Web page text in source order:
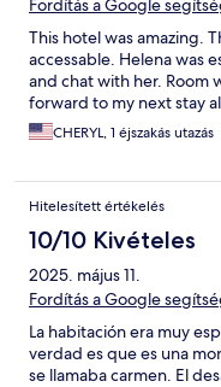
Fordítás a Google
This hotel was amazing.
accessable. Helena was
and chat with her. Room
forward to my next stay
CHERYL, 1 éjszakás utazás
Hitelesített értékelés
10/10 Kivételes
2025. május 11.
Fordítás a Google
La habitación era muy
verdad es que es una
se llamaba carmen. El